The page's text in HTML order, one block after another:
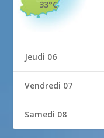
33°C
Jeudi 06
Vendredi 07
Samedi 08